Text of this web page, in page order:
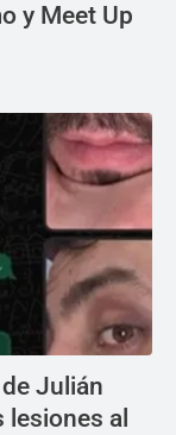
y Meet Up
Julián
lesiones al